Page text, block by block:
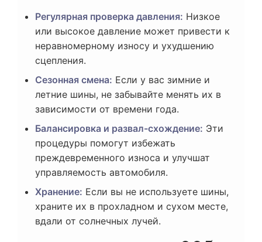
Регулярная проверка давления: Низкое
или высокое давление может привести к
неравномерному износу и ухудшению
сцепления.
Сезонная смена: Если у вас зимние и
летние шины, не забывайте менять их в
зависимости от времени года.
Балансировка и развал-схождение: Эти
процедуры помогут избежать
преждевременного износа и улучшат
управляемость автомобиля.
Хранение: Если вы не используете шины,
храните их в прохладном и сухом месте,
вдали от солнечных лучей.